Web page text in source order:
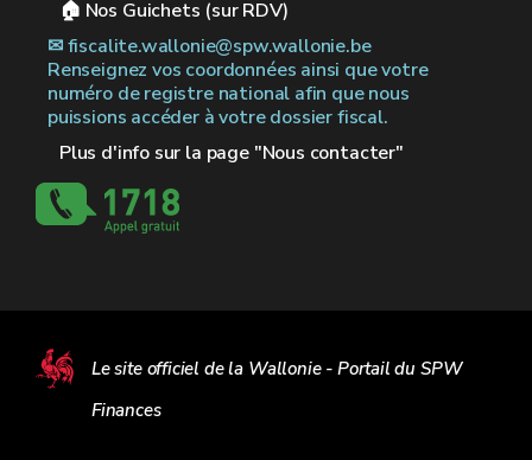
🏠︎ Nos Guichets (sur RDV)
✉︎ fiscalite.wallonie@spw.wallonie.be
Renseignez vos coordonnées ainsi que votre
numéro de registre national afin que nous
puissions accéder à votre dossier fiscal.
Plus d'info sur la page "Nous contacter"
Le site officiel de la Wallonie - Portail du SPW
Finances